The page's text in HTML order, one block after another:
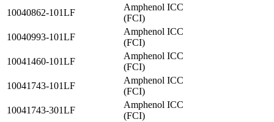
10040862-101LF
Amphenol ICC
(FCI)
10040993-101LF
Amphenol ICC
(FCI)
10041460-101LF
Amphenol ICC
(FCI)
10041743-101LF
Amphenol ICC
(FCI)
10041743-301LF
Amphenol ICC
(FCI)